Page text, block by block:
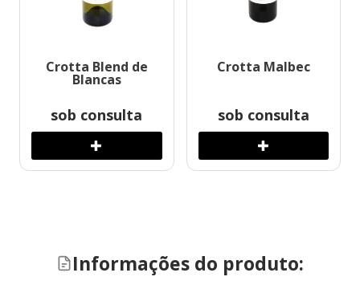
Crotta Blend de
Blancas
sob consulta
Crotta Malbec
sob consulta
Informações do produto: